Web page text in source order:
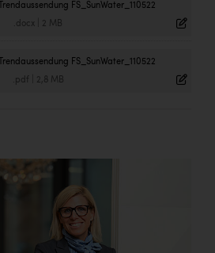
FS_SunWater_110522
.docx 2 MB
FS_SunWater_110522
.pdf 2,8 MB